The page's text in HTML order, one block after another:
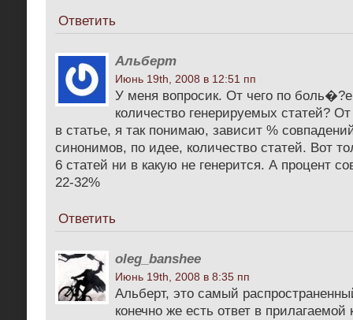
Ответить
Альберт
Июнь 19th, 2008 в 12:51 пп
У меня вопросик. От чего по
количество генерируемых статей?
в статье, я так понимаю, зависит %
синонимов, по идее, количество статей. Вот
6 статей ни в какую не генерится. А процент
22-32%
Ответить
oleg_banshee
Июнь 19th, 2008 в 8:35 пп
Альберт, это самый
конечно же есть ответ в прилагаемой